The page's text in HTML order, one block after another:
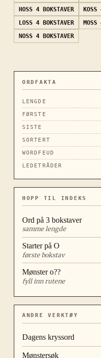
HOSS 4 BOKSTAVER KOSS
LOSS 4 BOKSTAVER MOSS
NOSS 4 BOKSTAVER
ORDFAKTA
LENGDE
FØRSTE
SISTE
SORTERT
WORDFEUD
LEDETRÅDER
HOPP TIL INDEKS
Ord på 3 bokstaver
samme lengde
Starter på O
første bokstav
Mønstero??
fyll inn rutene
ANDRE VERKTØY
Dagens kryssord
Mønstersøk